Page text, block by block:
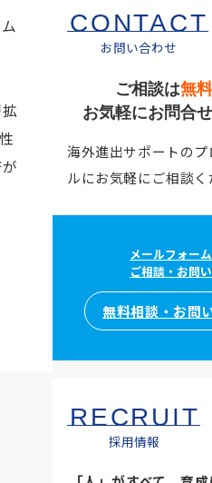
CONTACT
お問い合わせ
ご相談は無
お気軽にお問合
海外進出サポートの
ルにお気軽にご相談く
メールフォー
ご相談・お問
無料相談・お問
RECRUIT
採用情報